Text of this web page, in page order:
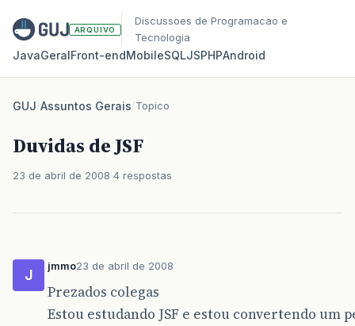
ARQUIVO
Discussoes de Programacao e
Tecnologia
JavaGeralFront‑endMobileSQLJSPHPAndroid
GUJ/Assuntos Gerais/Topico
Duvidas de JSF
23 de abril de 2008 4 respostas
J
jmmo23 de abril de 2008
Prezados colegas
Estou estudando JSF e estou convertendo um